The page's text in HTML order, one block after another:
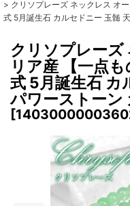
> クリソプレーズ ネックレス オ
式 5月誕生石 カルセドニー 玉髄
クリソプレーズ
リア産 【一点
式 5月誕生石 カ
パワーストーン
[